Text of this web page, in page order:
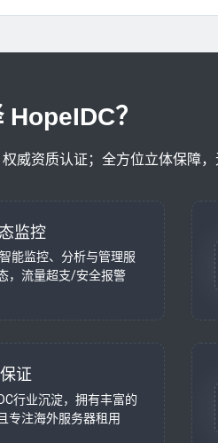
？
威资质认证；全方位立体保障
监控
能监控、分析与管理服
，流量超支/安全报警
证
行业沉淀，拥有丰富的
专注海外服务器租用